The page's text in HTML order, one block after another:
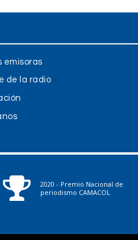
emisoras
de la radio
2020 - Premio Nacional de
periodismo CAMACOL